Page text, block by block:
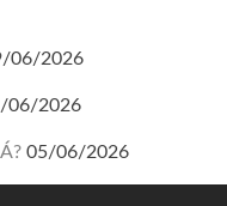
06/2026
06/2026
05/06/2026